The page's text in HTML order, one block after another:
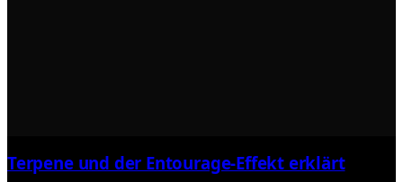
Terpene und der Entourage-Effekt erklärt